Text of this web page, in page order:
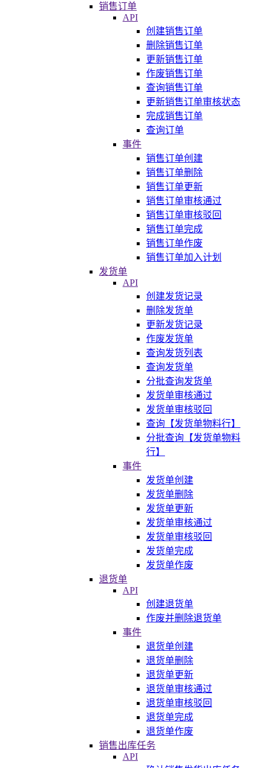
销售订单
API
创建销售订单
删除销售订单
更新销售订单
作废销售订单
查询销售订单
更新销售订单审核状态
完成销售订单
查询订单
事件
销售订单创建
销售订单删除
销售订单更新
销售订单审核通过
销售订单审核驳回
销售订单完成
销售订单作废
销售订单加入计划
发货单
API
创建发货记录
删除发货单
更新发货记录
作废发货单
查询发货列表
查询发货单
分批查询发货单
发货单审核通过
发货单审核驳回
查询【发货单物料行】
分批查询【发货单物料
行】
事件
发货单创建
发货单删除
发货单更新
发货单审核通过
发货单审核驳回
发货单完成
发货单作废
退货单
API
创建退货单
作废并删除退货单
事件
退货单创建
退货单删除
退货单更新
退货单审核通过
退货单审核驳回
退货单完成
退货单作废
销售出库任务
API